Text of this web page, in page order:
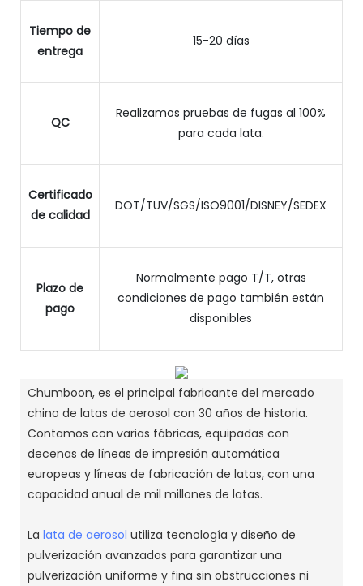
Tiempo de
entrega
15-20 días
QC
Realizamos pruebas de fugas al 100%
para cada lata.
Certificado
de calidad
DOT/TUV/SGS/ISO9001/DISNEY/SEDEX
Plazo de
pago
Normalmente pago T/T, otras
condiciones de pago también están
disponibles
Chumboon, es el principal fabricante del mercado
chino de latas de aerosol con 30 años de historia.
Contamos con varias fábricas, equipadas con
decenas de líneas de impresión automática
europeas y líneas de fabricación de latas, con una
capacidad anual de mil millones de latas.
La lata de aerosol utiliza tecnología y diseño de
pulverización avanzados para garantizar una
pulverización uniforme y fina sin obstrucciones ni